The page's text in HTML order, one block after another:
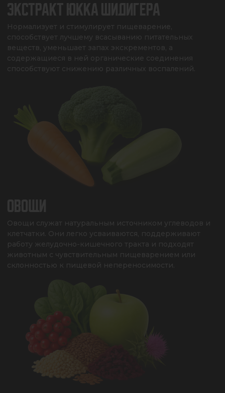
ЭКСТРАКТ ЮККА ШИДИГЕРА
Нормализует и стимулирует пищеварение,
способствует лучшему всасыванию питательных
веществ, уменьшает запах экскрементов, а
содержащиеся в ней органические соединения
способствуют снижению различных воспалений.
ОВОЩИ
Овощи служат натуральным источником углеводов и
клетчатки. Они легко усваиваются, поддерживают
работу желудочно-кишечного тракта и подходят
животным с чувствительным пищеварением или
склонностью к пищевой непереносимости.